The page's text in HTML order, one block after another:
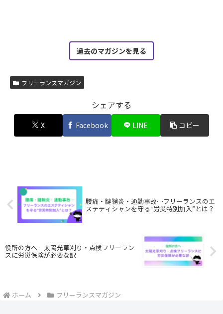
過去のマガジンを見る
フリーランスマガジン
シェアする
X Facebook LINE コピー
腰痛・腱鞘炎・通勤事故…フリーランスのエ
ステティシャンを守る“労災特別加入”とは？
役所の方へ 太陽光草刈り・点検フリーラン
スに労災保険が必要な訳
ホーム フリーランスマガジン